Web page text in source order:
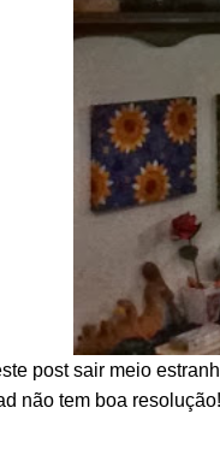
post sair meio
não tem boa resolução!